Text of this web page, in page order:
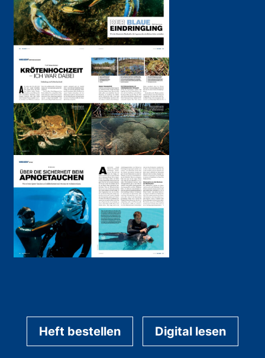
Heft bestellen Digital lesen